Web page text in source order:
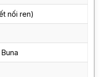
nối ren)